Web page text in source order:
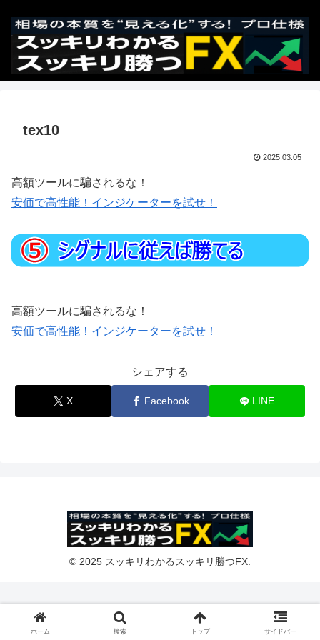
tex10
2025.03.05
高額ツールに騙されるな！
安価で高性能！インジケーターを試せ！
高額ツールに騙されるな！
安価で高性能！インジケーターを試せ！
シェアする
X Facebook LINE
© 2025 スッキリわかるスッキリ勝つFX.
ホーム 検索 トップ サイドバー